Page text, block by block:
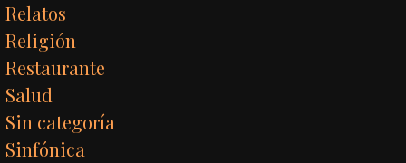
Relatos
Religión
Restaurante
Salud
Sin categoría
Sinfónica